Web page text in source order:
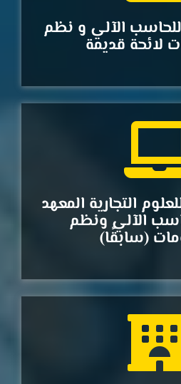
للحاسب الآلي و نظم
لائحة قديمة
التجارية المعهد
الآلي ونظم
(سابقًا)